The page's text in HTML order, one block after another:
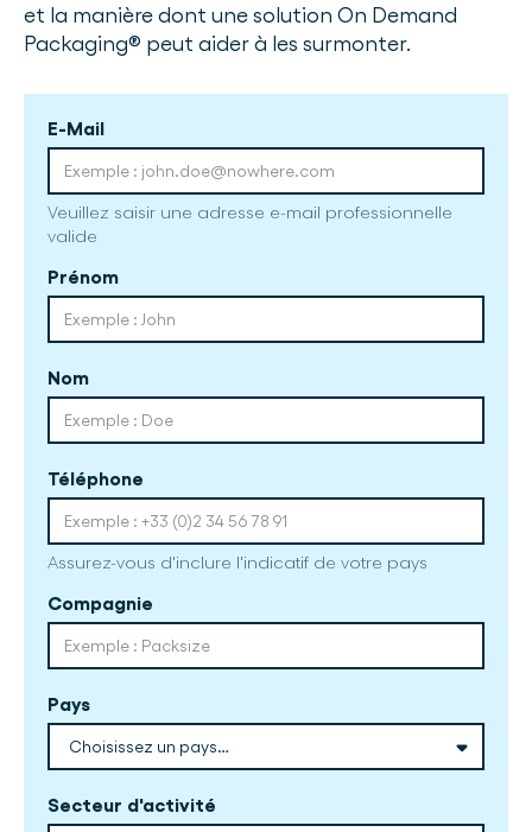
et la manière dont une solution On Demand
Packaging® peut aider à les surmonter.
E-Mail
Veuillez saisir une adresse e-mail professionnelle
valide
Prénom
Nom
Téléphone
Assurez-vous d'inclure l'indicatif de votre pays
Compagnie
Pays
Secteur d'activité